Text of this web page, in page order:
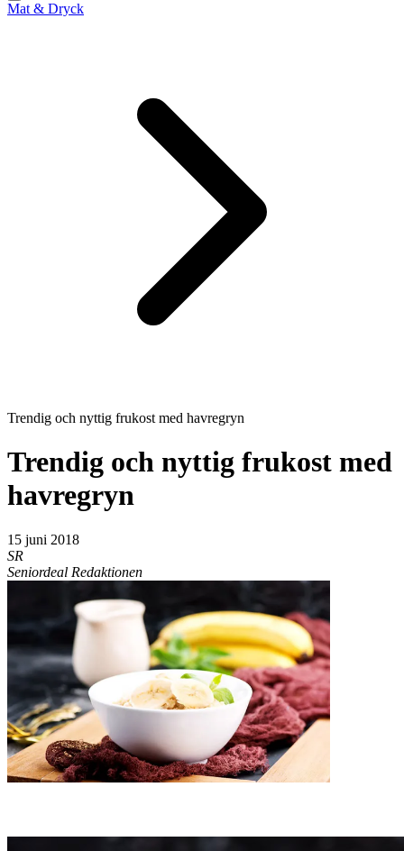
Mat & Dryck
Trendig och nyttig frukost med havregryn
Trendig och nyttig frukost med
havregryn
15 juni 2018
SR
Seniordeal Redaktionen